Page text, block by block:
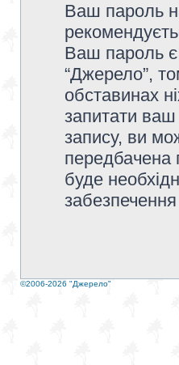
Ваш пароль
Ваш пароль є
“Джерело”,
обставинах
запитати
запису, ви
передбачена
буде
©2006-2026 "Джерело"